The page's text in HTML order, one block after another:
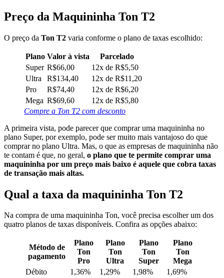
Preço da Maquininha Ton T2
O preço da Ton T2 varia conforme o plano de taxas escolhido:
Plano Valor à vista
Parcelado
Super R$66,00
12x de R$5,50
Ultra
R$134,40
12x de R$11,20
Pro
R$74,40
12x de R$6,20
Mega R$69,60
12x de R$5,80
Compre a Ton T2 com desconto
A primeira vista, pode parecer que comprar uma maquininha no
plano Super, por exemplo, pode ser muito mais vantajoso do que
comprar no plano Ultra. Mas, o que as empresas de maquininha não
te contam é que, no geral, o plano que te permite comprar uma
maquininha por um preço mais baixo é aquele que cobra taxas
de transação mais altas.
Qual a taxa da maquininha Ton T2
Na compra de uma maquininha Ton, você precisa escolher um dos
quatro planos de taxas disponíveis. Confira as opções abaixo:
Método de
pagamento
Plano
Ton
Pro
Plano
Ton
Ultra
Plano
Ton
Super
Plano
Ton
Mega
Débito
1,36% 1,29% 1,98%
1,69%